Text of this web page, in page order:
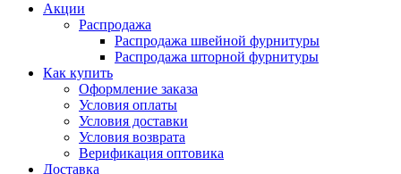
Акции
Распродажа
Распродажа швейной фурнитуры
Распродажа шторной фурнитуры
Как купить
Оформление заказа
Условия оплаты
Условия доставки
Условия возврата
Верификация оптовика
Доставка